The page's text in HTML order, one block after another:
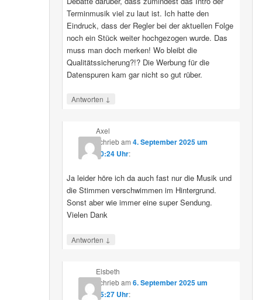
Terminmusik viel zu laut ist. Ich hatte den
Eindruck, dass der Regler bei der aktuellen Folge
noch ein Stück weiter hochgezogen wurde. Das
muss man doch merken! Wo bleibt die
Qualitätssicherung?!? Die Werbung für die
Datenspuren kam gar nicht so gut rüber.
Antworten ↓
Axel
schriebam 4. September 2025 um
10:24 Uhr:
Ja leider höre ich da auch fast nur die Musik und
die Stimmen verschwimmen im Hintergrund.
Sonst aber wie immer eine super Sendung.
Vielen Dank
Antworten ↓
Elsbeth
schriebam 6. September 2025 um
15:27 Uhr: